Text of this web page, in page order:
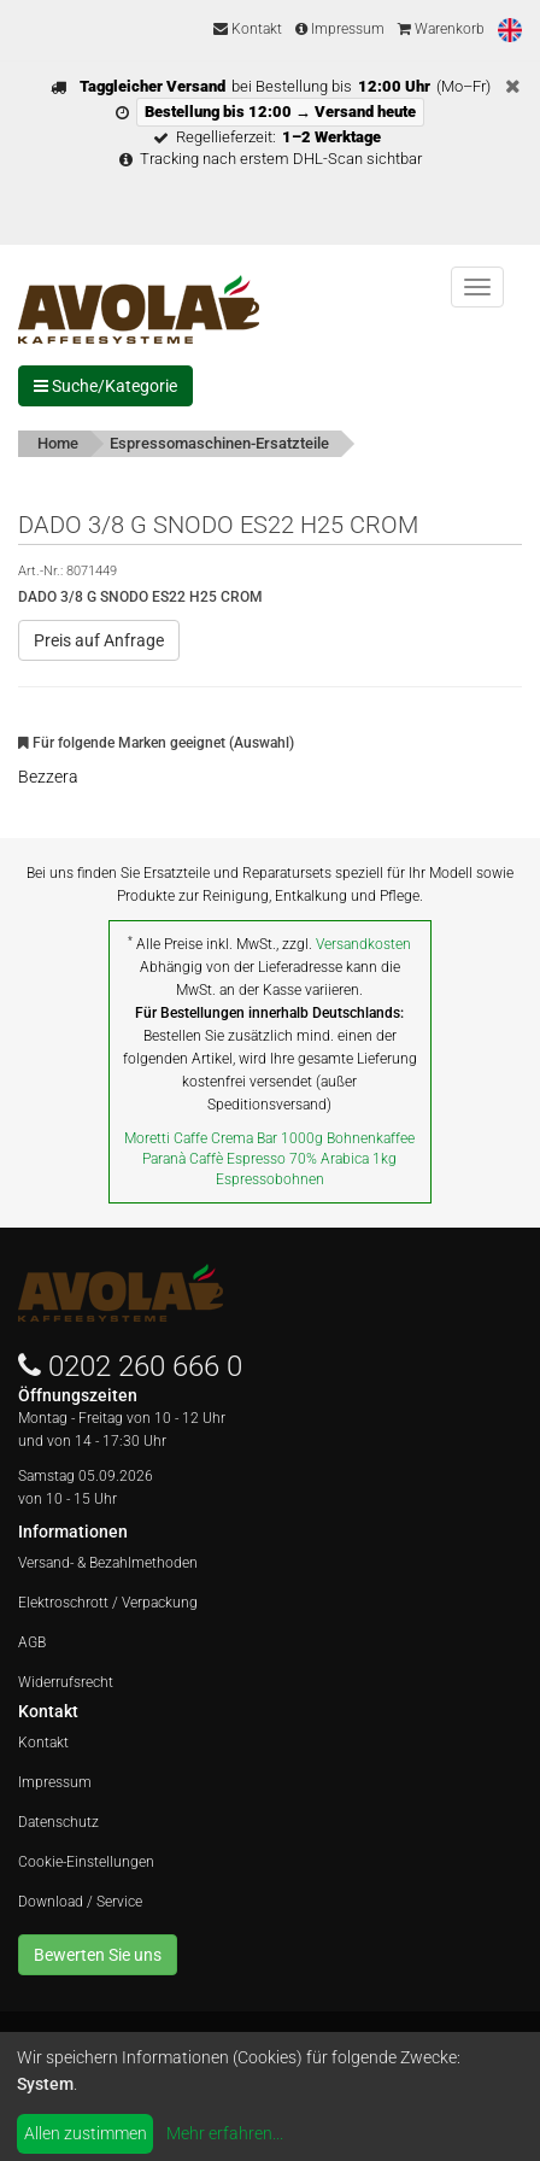
Kontakt Impressum Warenkorb
Taggleicher Versand bei Bestellung bis 12:00 Uhr (Mo–Fr)
Bestellung bis 12:00 → Versand heute
Regellieferzeit: 1–2 Werktage
Tracking nach erstem DHL-Scan sichtbar
Menu
Suche/Kategorie
Home Espressomaschinen-Ersatzteile
DADO 3/8 G SNODO ES22 H25 CROM
Art.-Nr.: 8071449
DADO 3/8 G SNODO ES22 H25 CROM
Preis auf Anfrage
Für folgende Marken geeignet (Auswahl)
Bezzera
Bei uns finden Sie Ersatzteile und Reparatursets speziell für Ihr Modell sowie
Produkte zur Reinigung, Entkalkung und Pflege.
* Alle Preise inkl. MwSt., zzgl.Versandkosten
Abhängig von der Lieferadresse kann die
MwSt. an der Kasse variieren.
Für Bestellungen innerhalb Deutschlands:
Bestellen Sie zusätzlich mind. einen der
folgenden Artikel, wird Ihre gesamte Lieferung
kostenfrei versendet (außer
Speditionsversand)
Moretti Caffe Crema Bar 1000g Bohnenkaffee
Paranà Caffè Espresso 70% Arabica 1kg
Espressobohnen
0202 260 666 0
Öffnungszeiten
Montag - Freitag von 10 - 12 Uhr
und von 14 - 17:30 Uhr
Samstag 05.09.2026
von 10 - 15 Uhr
Informationen
Versand- & Bezahlmethoden
Elektroschrott / Verpackung
AGB
Widerrufsrecht
Kontakt
Kontakt
Impressum
Datenschutz
Cookie-Einstellungen
Download / Service
Bewerten Sie uns
Avola GmbH • In der Fleute 52 • 42389 Wuppertal • Telefon 0202 260 666 0
Instagram
Wir speichern Informationen (Cookies) für folgende Zwecke:
System
Allen zustimmen Mehr erfahren...